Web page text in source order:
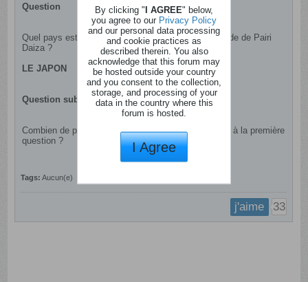
Question
Quel pays est mis à l’honneur dans le nouveau monde de Pairi
Daiza ?
LE JAPON
Question subsidiaire
Combien de personnes auront répondu correctement à la première
question ?
Tags: Aucun(e)
j'aime 33
By clicking "I AGREE" below,
you agree to our Privacy Policy
and our personal data processing
and cookie practices as
described therein. You also
acknowledge that this forum may
be hosted outside your country
and you consent to the collection,
storage, and processing of your
data in the country where this
forum is hosted.
I Agree